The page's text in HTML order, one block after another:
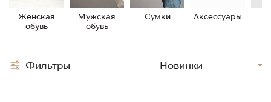
Женская
обувь
Мужская
обувь
Сумки Аксессуары
Фильтры